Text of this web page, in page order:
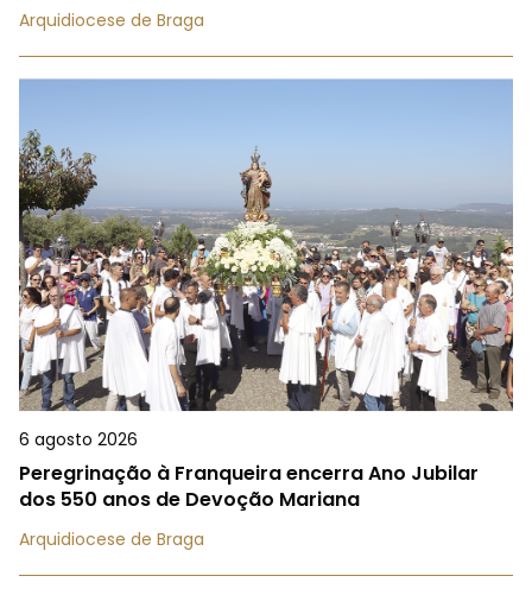
Arquidiocese de Braga
6 agosto 2026
Peregrinação à Franqueira encerra Ano Jubilar
dos 550 anos de Devoção Mariana
Arquidiocese de Braga